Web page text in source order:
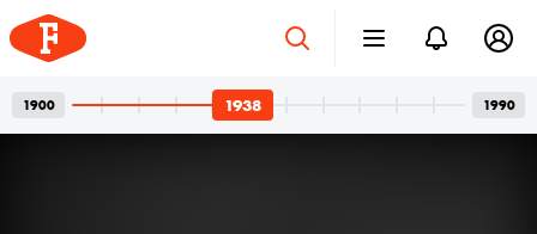
1900 1990
1938